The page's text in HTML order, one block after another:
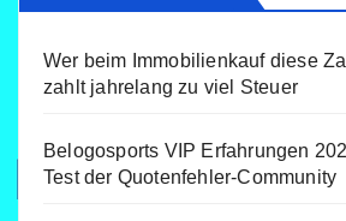
Wer beim Immobilienkauf diese
zahlt jahrelang zu viel Steuer
Belogosports VIP Erfahrungen
Test der Quotenfehler-Community